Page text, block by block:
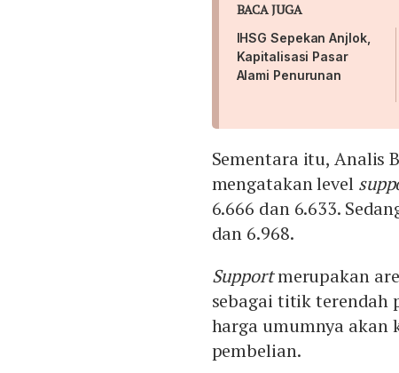
BACA JUGA
IHSG Sepekan Anjlok,
Kapitalisasi Pasar
Alami Penurunan
Sementara itu, Analis
mengatakan level
6.666 dan 6.633.
dan 6.968.
Supportmerupakan
sebagai titik terendah
harga umumnya akan
pembelian.